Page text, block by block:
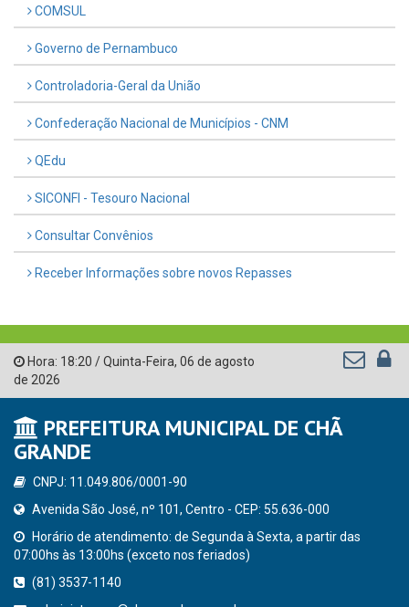
COMSUL
Governo de Pernambuco
Controladoria-Geral da União
Confederação Nacional de Municípios - CNM
QEdu
SICONFI - Tesouro Nacional
Consultar Convênios
Receber Informações sobre novos Repasses
Hora: 18:20 /Quinta-Feira, 06 de agosto
de 2026
PREFEITURA MUNICIPAL DE CHÃ
GRANDE
CNPJ: 11.049.806/0001-90
Avenida São José, nº 101, Centro - CEP: 55.636-000
Horário de atendimento: de Segunda à Sexta, a partir das
07:00hs às 13:00hs (exceto nos feriados)
(81) 3537-1140